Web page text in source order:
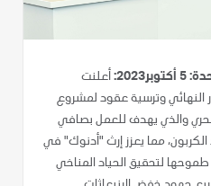
أعلنت
النهائي وترسية عقود لمشروع
والذي يهدف للعمل بصافي
مما يعزز إرث "أدنوك" في
لتحقيق الحياد المناخي